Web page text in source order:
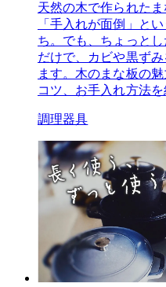
天然の木で作られたま
「手入れが面倒」と
ち。でも、ちょっと
だけで、カビや黒ず
ます。木のまな板の
コツ、お手入れ方法を
調理器具